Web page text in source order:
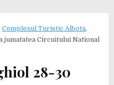
Complexul Turistic Albota,
jumatatea Circuitului National
28-30